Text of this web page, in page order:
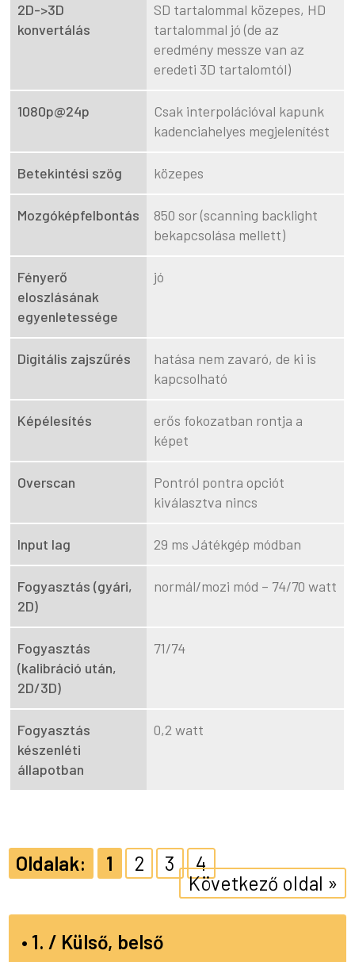
2D->3D
konvertálás
SD tartalommal közepes, HD
tartalommal jó (de az
eredmény messze van az
eredeti 3D tartalomtól)
1080p@24p
Csak interpolációval kapunk
kadenciahelyes megjelenítést
Betekintési szög közepes
Mozgóképfelbontás
850 sor (scanning backlight
bekapcsolása mellett)
Fényerő
eloszlásának
egyenletessége
jó
Digitális zajszűrés
hatása nem zavaró, de ki is
kapcsolható
Képélesítés
erős fokozatban rontja a
képet
Overscan
Pontról pontra opciót
kiválasztva nincs
Input lag 29 ms Játékgép módban
Fogyasztás (gyári,
2D)
normál/mozi mód – 74/70 watt
Fogyasztás
(kalibráció után,
2D/3D)
71/74
Fogyasztás
készenléti
állapotban
0,2 watt
1 2 3
4
Következő oldal »
1. / Külső, belső